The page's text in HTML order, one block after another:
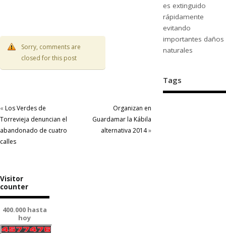
Sorry, comments are
closed for this post
« Los Verdes de
Torrevieja denuncian el
abandonado de cuatro
calles
Organizan en
Guardamar la Kábila
alternativa 2014»
es extinguido
rápidamente
evitando
importantes daños
naturales
Tags
Visitor
counter
400.000 hasta
hoy